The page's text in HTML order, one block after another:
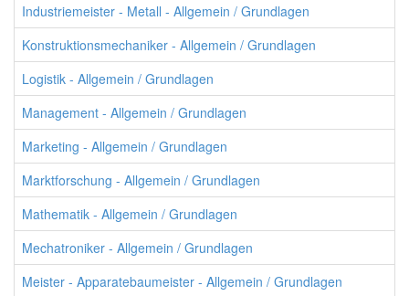
Industriemeister - Metall - Allgemein / Grundlagen
Konstruktionsmechaniker - Allgemein / Grundlagen
Logistik - Allgemein / Grundlagen
Management - Allgemein / Grundlagen
Marketing - Allgemein / Grundlagen
Marktforschung - Allgemein / Grundlagen
Mathematik - Allgemein / Grundlagen
Mechatroniker - Allgemein / Grundlagen
Meister - Apparatebaumeister - Allgemein / Grundlagen